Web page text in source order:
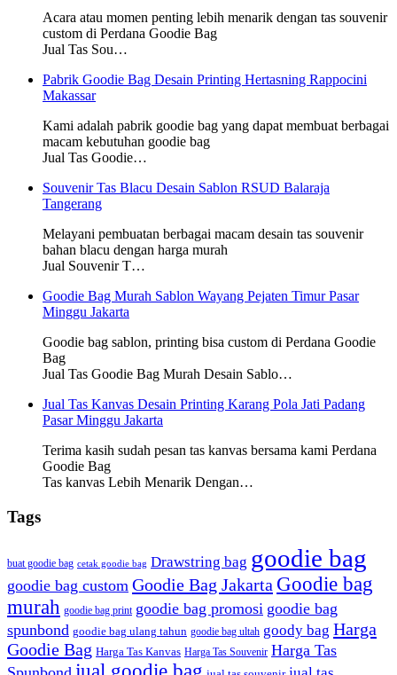
Acara atau momen penting lebih menarik dengan tas souvenir
custom di Perdana Goodie Bag
Jual Tas Sou…
Pabrik Goodie Bag Desain Printing Hertasning Rappocini
Makassar
Kami adalah pabrik goodie bag yang dapat membuat berbagai
macam kebutuhan goodie bag
Jual Tas Goodie…
Souvenir Tas Blacu Desain Sablon RSUD Balaraja
Tangerang
Melayani pembuatan berbagai macam desain tas souvenir
bahan blacu dengan harga murah
Jual Souvenir T…
Goodie Bag Murah Sablon Wayang Pejaten Timur Pasar
Minggu Jakarta
Goodie bag sablon, printing bisa custom di Perdana Goodie
Bag
Jual Tas Goodie Bag Murah Desain Sablo…
Jual Tas Kanvas Desain Printing Karang Pola Jati Padang
Pasar Minggu Jakarta
Terima kasih sudah pesan tas kanvas bersama kami Perdana
Goodie Bag
Tas kanvas Lebih Menarik Dengan…
Tags
buat goodie bag cetak goodie bag Drawstring bag goodie bag
goodie bag custom Goodie Bag Jakarta Goodie bag
murah goodie bag print goodie bag promosi goodie bag
spunbond goodie bag ulang tahun goodie bag ultah goody bag Harga
Goodie Bag Harga Tas Kanvas Harga Tas Souvenir Harga Tas